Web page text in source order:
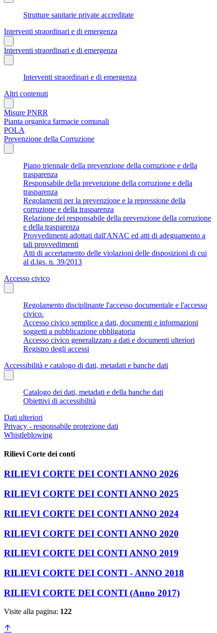
Strutture sanitarie private accreditate
Interventi straordinari e di emergenza
Interventi straordinari e di emergenza
Interventi straordinari e di emergenza
Altri contenuti
Misure PNRR
Pianta organica farmacie comunali
POLA
Prevenzione della Corruzione
Piano triennale della prevenzione della corruzione e della
trasparenza
Responsabile della prevenzione della corruzione e della
trasparenza
Regolamenti per la prevenzione e la repressione della
corruzione e della trasparenza
Relazione del responsabile della prevenzione della corruzione
e della trasparenza
Provvedimenti adottati dall'ANAC ed atti di adeguamento a
tali provvedimenti
Atti di accertamento delle violazioni delle disposizioni di cui
al d.lgs. n. 39/2013
Accesso civico
Regolamento disciplinante l'accesso documentale e l'accesso
civico.
Accesso civico semplice a dati, documenti e informazioni
soggetti a pubblicazione obbligatoria
Accesso civico generalizzato a dati e documenti ulteriori
Registro degli accessi
Accessibilità e catalogo di dati, metadati e banche dati
Catalogo dei dati, metadati e della banche dati
Obiettivi di accessibilità
Dati ulteriori
Privacy - responsabile protezione dati
Whistleblowing
Rilievi Corte dei conti
RILIEVI CORTE DEI CONTI ANNO 2026
RILIEVI CORTE DEI CONTI ANNO 2025
RILIEVI CORTE DEI CONTI ANNO 2024
RILIEVI CORTE DEI CONTI ANNO 2020
RILIEVI CORTE DEI CONTI ANNO 2019
RILIEVI CORTE DEI CONTI - ANNO 2018
RILIEVI CORTE DEI CONTI (Anno 2017)
Visite alla pagina: 122